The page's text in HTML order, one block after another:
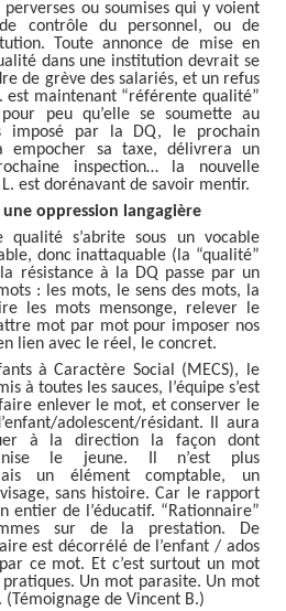
ou soumises qui y voient
contrôle du personnel, ou de
Toute annonce de mise en
dans une institution devrait se
de grève des salariés, et un refus
est maintenant “référente qualité”
peu qu’elle se soumette au
imposé par la DQ, le prochain
empocher sa taxe, délivrera un
inspection… la nouvelle
est dorénavant de savoir mentir.
oppression langagière
qualité s’abrite sous un vocable
donc inattaquable (la “qualité”
résistance à la DQ passe par un
: les mots, le sens des mots, la
les mots mensonge, relever le
mot par mot pour imposer nos
lien avec le réel, le concret.
à Caractère Social (MECS), le
à toutes les sauces, l’équipe s’est
enlever le mot, et conserver le
adolescent/résidant. Il aura
à la direction la façon dont
le jeune. Il n’est plus
un élément comptable, un
sans histoire. Car le rapport
entier de l’éducatif. “Rationnaire”
sur de la prestation. De
est décorrélé de l’enfant / ados
ce mot. Et c’est surtout un mot
Un mot parasite. Un mot
de Vincent B.)